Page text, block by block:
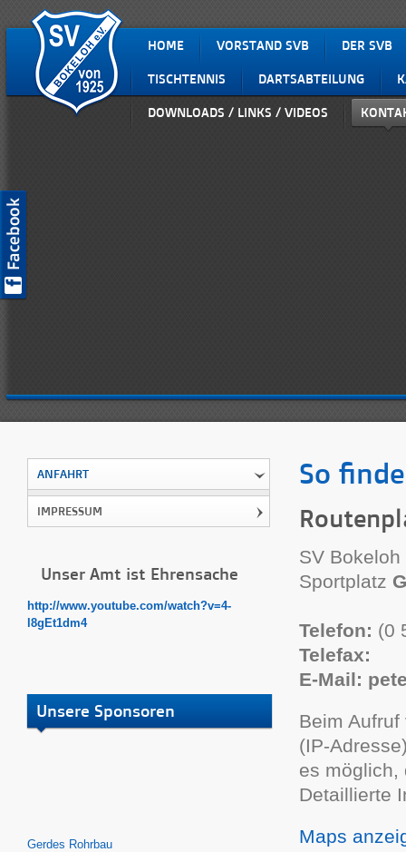
HOME VORSTAND SVB DER SVB
TISCHTENNIS DARTSABTEILUNG
DOWNLOADS / LINKS / VIDEOS
ANFAHRT
IMPRESSUM
Unser Amt ist Ehrensache
http://www.youtube.com/watch?v=4-
l8gEt1dm4
Unsere Sponsoren
Gerdes Rohrbau
So
SV
Sportplatz
Telefon: (0
Telefax:
E-Mail:
Beim
(IP-
es möglich,
Detaillierte
Maps